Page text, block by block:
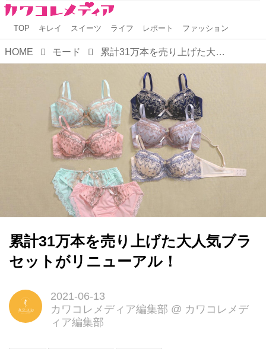
TOP キレイ スイーツ ライフ レポート ファッション
HOME モード 累計31万本を売り上げた大人気ブラセットがリニューアル！
累計31万本を売り上げた大人気ブラ
セットがリニューアル！
2021-06-13
カワコレメディア編集部 @ カワコレメデ
ィア編集部